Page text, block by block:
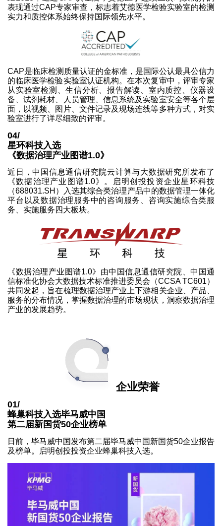
表现通过CAP专家审查，标志着艾德医学检验实验室的检测
实力和质控体系始终保持国际领先水平。
CAP是临床检测质量认证的金标准，是国际公认最具公信力
的临床医学检验实验室认证机构。在本次复审中，评审专家
从实验室检测、生信分析、报告解读、室内质控、仪器设
备、试剂耗材、人员管理、信息系统及实验室安全等各个层
面，以视频、图片、文件记录及现场连线等多种方式，对实
验室进行了详尽细致的评审。
04/
星环科技入选
《数据治理产业图谱1.0》
近日，中国信息通信研究院云计算与大数据研究所发布了
《数据治理产业图谱1.0》。启明创投投资企业星环科技
（688031.SH）入选其综合类治理产品中的数据管理一体化
平台以及数据治理服务中的咨询服务、咨询实施综合类服
务、实施服务四大板块。
《数据治理产业图谱1.0》由中国信息通信研究院、中国通
信标准化协会大数据技术标准推进委员会（CCSA TC601）
共同发起，旨在梳理数据治理产业上下游相关企业、产品、
服务的分布情况，掌握数据治理的市场现状，洞察数据治理
产业的发展趋势。
企业荣誉
01/
蜂巢科技入选毕马威中国
第二届新国货50企业榜单
日前，毕马威中国发布第二届毕马威中国新国货50企业报告
及榜单。启明创投投资企业蜂巢科技入选。